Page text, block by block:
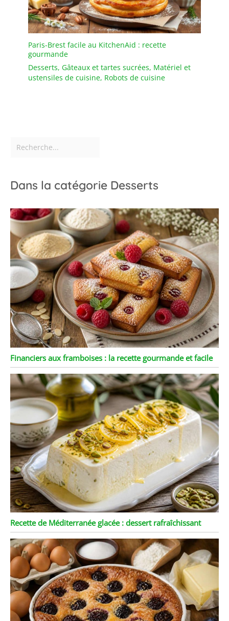
Paris-Brest facile au KitchenAid : recette
gourmande
Desserts, Gâteaux et tartes sucrées, Matériel et
ustensiles de cuisine, Robots de cuisine
Dans la catégorie Desserts
Financiers aux framboises : la recette gourmande et facile
Recette de Méditerranée glacée : dessert rafraîchissant